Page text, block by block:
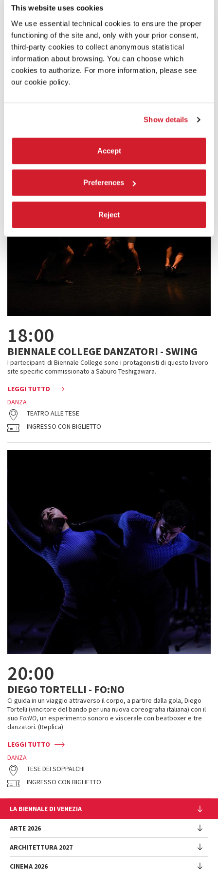
This website uses cookies
We use essential technical cookies to ensure the proper
functioning of the site and, only with your prior consent,
third-party cookies to collect anonymous statistical
information about browsing. You can choose which
cookies to authorize. For more information, please see
our cookie policy.
Show details
Accept
Preferences
Reject
BLANCA LI - LE BAL DE PARIS
allo spettacolo, ma anche a esibirsi, interagendo dal vivo con i
danzatori.
LEGGI TUTTO
DANZA
CA’ GIUSTINIAN
INGRESSO CON BIGLIETTO
18:00
BIENNALE COLLEGE DANZATORI - SWING
I partecipanti di Biennale College sono i protagonisti di questo lavoro
site specific commissionato a Saburo Teshigawara.
LEGGI TUTTO
DANZA
TEATRO ALLE TESE
INGRESSO CON BIGLIETTO
20:00
DIEGO TORTELLI - FO:NO
Ci guida in un viaggio attraverso il corpo, a partire dalla gola, Diego
Tortelli (vincitore del bando per una nuova coreografia italiana) con il
suo Fo:NO, un esperimento sonoro e viscerale con beatboxer e tre
danzatori. (Replica)
LEGGI TUTTO
DANZA
TESE DEI SOPPALCHI
INGRESSO CON BIGLIETTO
LA BIENNALE DI VENEZIA
L'Istituzione
Cariche istituzionali
Storia
Luoghi
ARTE 2026
Esposizione
ARCHITETTURA 2027
Mostra
CINEMA 2026